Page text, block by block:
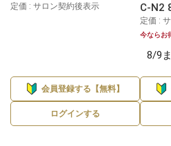
定価 : サロン契約後表示
会員登録する【無料】
ログインする
C-N2
定価 :
今ならお
8/9